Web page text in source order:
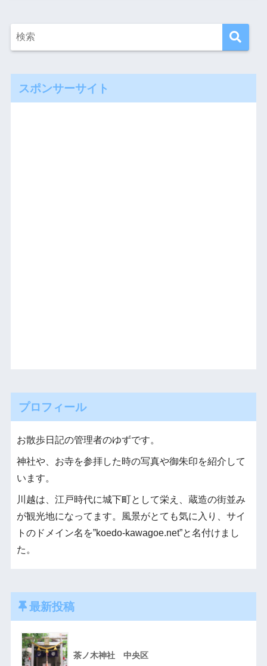
スポンサーサイト
プロフィール
お散歩日記の管理者のゆずです。
神社や、お寺を参拝した時の写真や御朱印を紹介して
います。
川越は、江戸時代に城下町として栄え、蔵造の街並み
が観光地になってます。風景がとても気に入り、サイ
トのドメイン名を”koedo-kawagoe.net”と名付けまし
た。
最新投稿
茶ノ木神社 中央区